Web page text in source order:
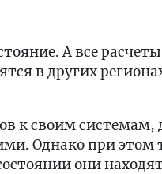
А все расчеты
в других
к своим системам,
Однако при этом
они